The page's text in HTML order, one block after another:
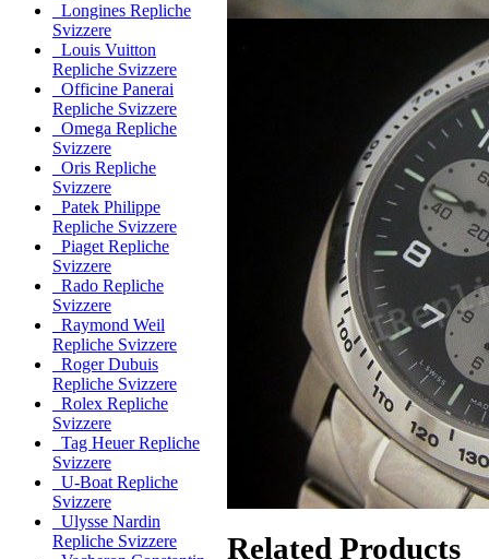
Longines Repliche
Svizzere
Louis Vuitton
Repliche Svizzere
Officine Panerai
Repliche Svizzere
Omega Repliche
Svizzere
Oris Repliche
Svizzere
Patek Philippe
Repliche Svizzere
Piaget Repliche
Svizzere
Rado Repliche
Svizzere
Raymond Weil
Repliche Svizzere
Roger Dubuis
Repliche Svizzere
Rolex Repliche
Svizzere
Tag Heuer Repliche
Svizzere
U-Boat Repliche
Svizzere
Ulysse Nardin
Repliche Svizzere
Related Products